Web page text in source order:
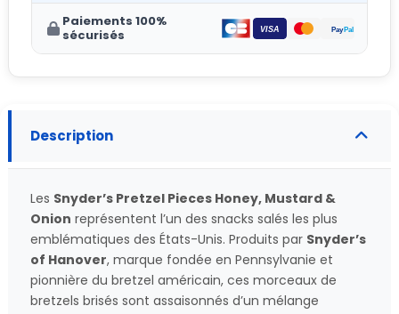
Paiements 100%
sécurisés
Description
Les Snyder’s Pretzel Pieces Honey, Mustard &
Onion représentent l’un des snacks salés les plus
emblématiques des États-Unis. Produits par Snyder’s
of Hanover, marque fondée en Pennsylvanie et
pionnière du bretzel américain, ces morceaux de
bretzels brisés sont assaisonnés d’un mélange